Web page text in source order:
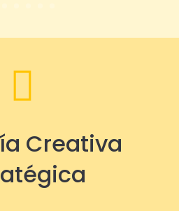

Creativa